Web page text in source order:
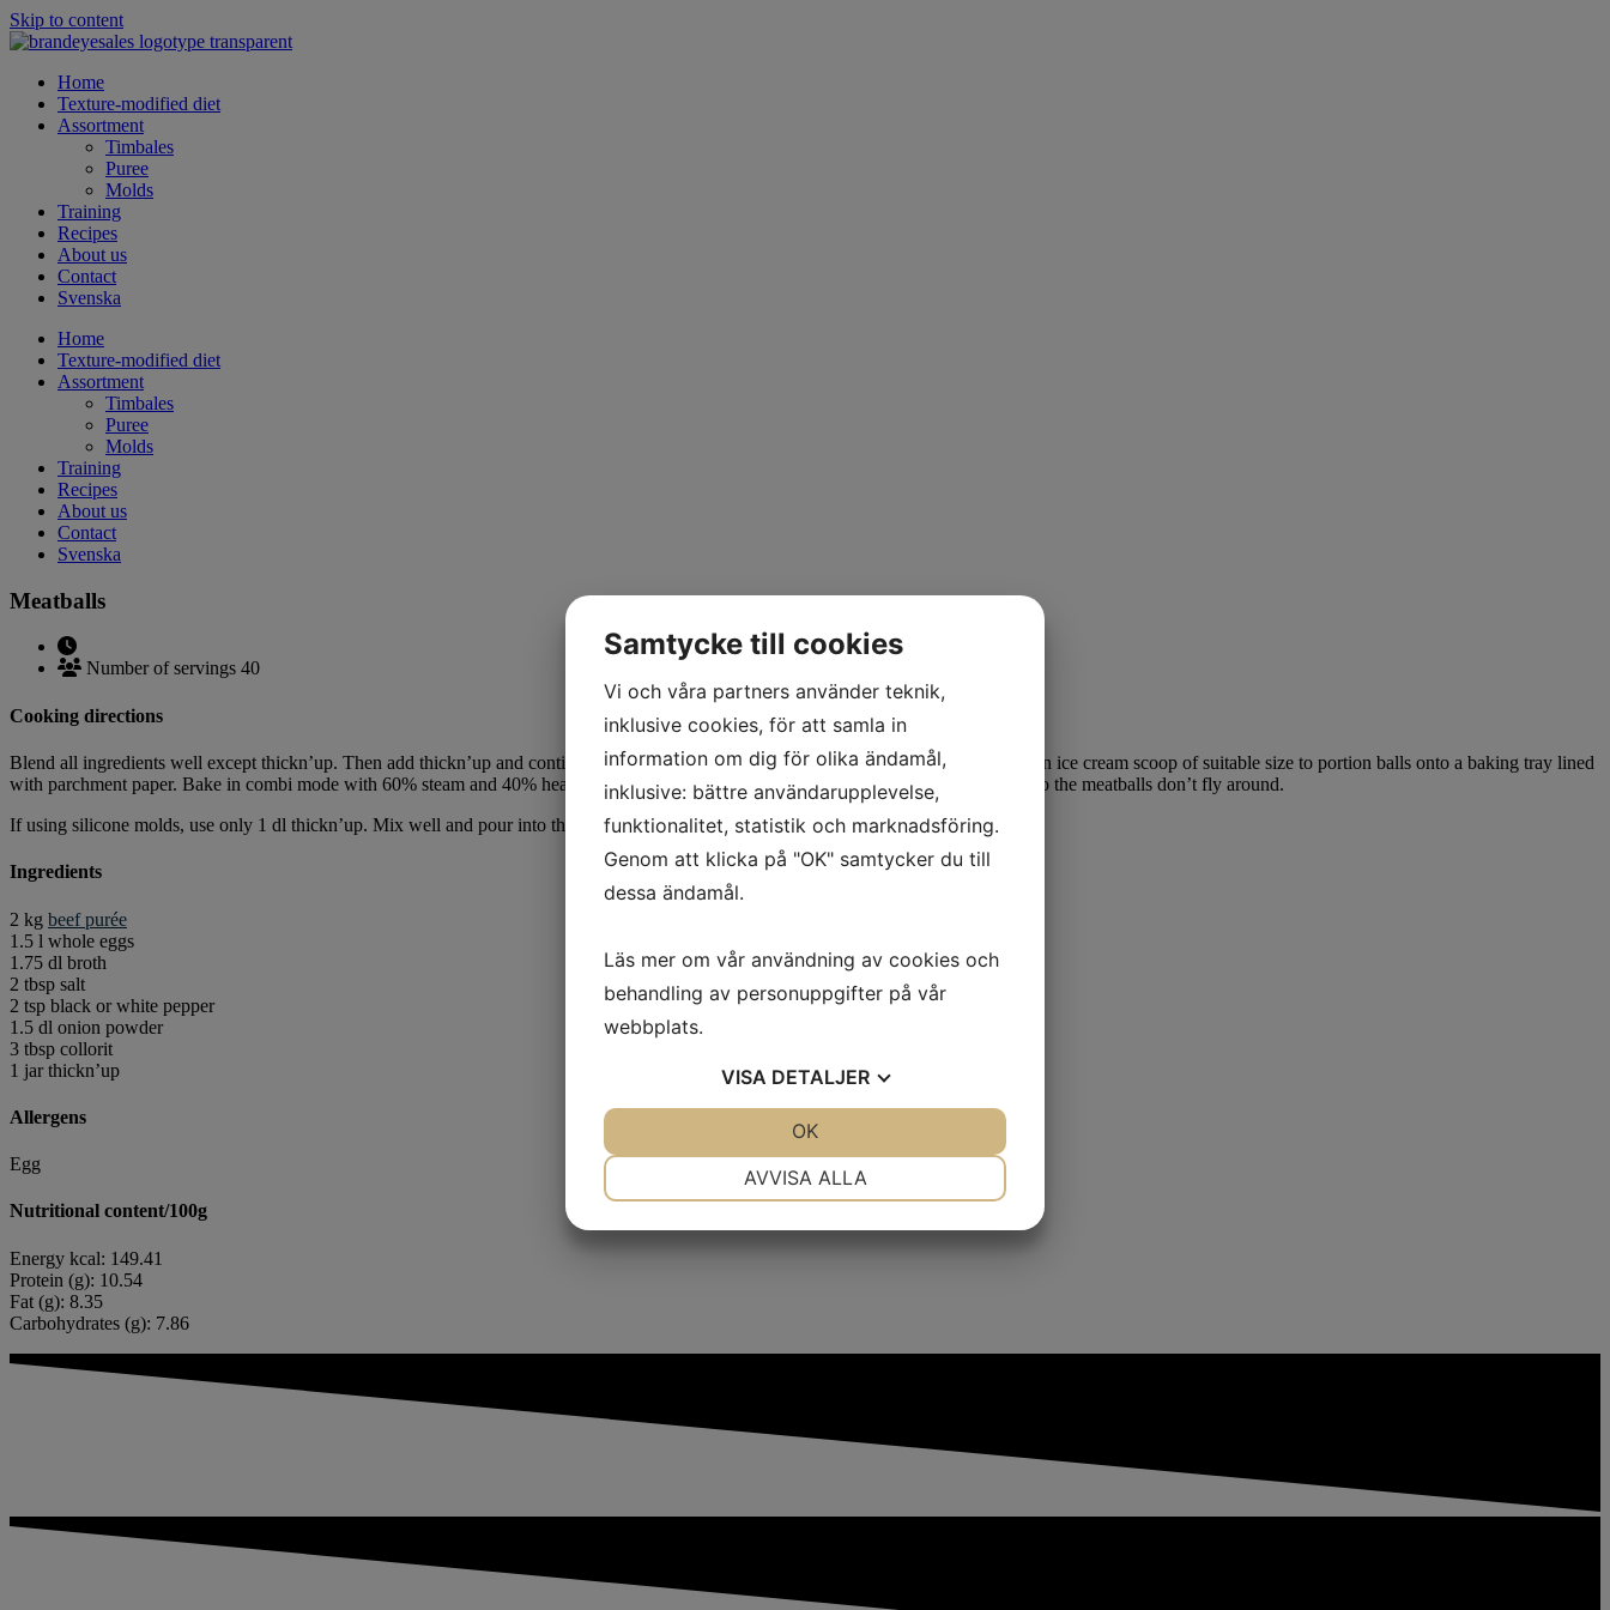
Skip to content
Home
Texture-modified diet
Assortment
Timbales
Puree
Molds
Training
Recipes
About us
Contact
Svenska
Home
Texture-modified diet
Assortment
Timbales
Puree
Molds
Training
Recipes
About us
Contact
Svenska
Meatballs
Number of servings 40
Cooking directions
Blend all ingredients well except thickn’up. Then add thickn’up and continue blending. Let the mixture rest for at least 30 minutes. Use an ice cream scoop of suitable size to portion balls onto a baking tray lined
with parchment paper. Bake in combi mode with 60% steam and 40% heat at 105°C (221°F) for about 8-10 minutes. Reduce fan speed so the meatballs don’t fly around.
If using silicone molds, use only 1 dl thickn’up. Mix well and pour into the molds. Bake as above.
Ingredients
2 kg beef purée
1.5 l whole eggs
1.75 dl broth
2 tbsp salt
2 tsp black or white pepper
1.5 dl onion powder
3 tbsp collorit
1 jar thickn’up
Allergens
Egg
Nutritional content/100g
Energy kcal: 149.41
Protein (g): 10.54
Fat (g): 8.35
Carbohydrates (g): 7.86
Samtycke till cookies
Vi och våra partners använder teknik,
inklusive cookies, för att samla in
information om dig för olika ändamål,
inklusive: bättre användarupplevelse,
funktionalitet, statistik och marknadsföring.
Genom att klicka på "OK" samtycker du till
dessa ändamål.
Läs mer om vår användning av cookies och
behandling av personuppgifter på vår
webbplats.
VISA DETALJER
AVVISA ALLA
OK